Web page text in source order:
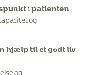
i patienten
og
hjælp til et godt liv
og